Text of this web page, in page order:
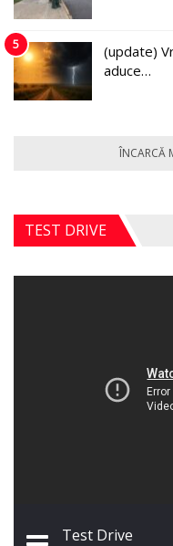
5
(update)
aduce…
ÎNCARCĂ
TEST DRIVE
Test Drive